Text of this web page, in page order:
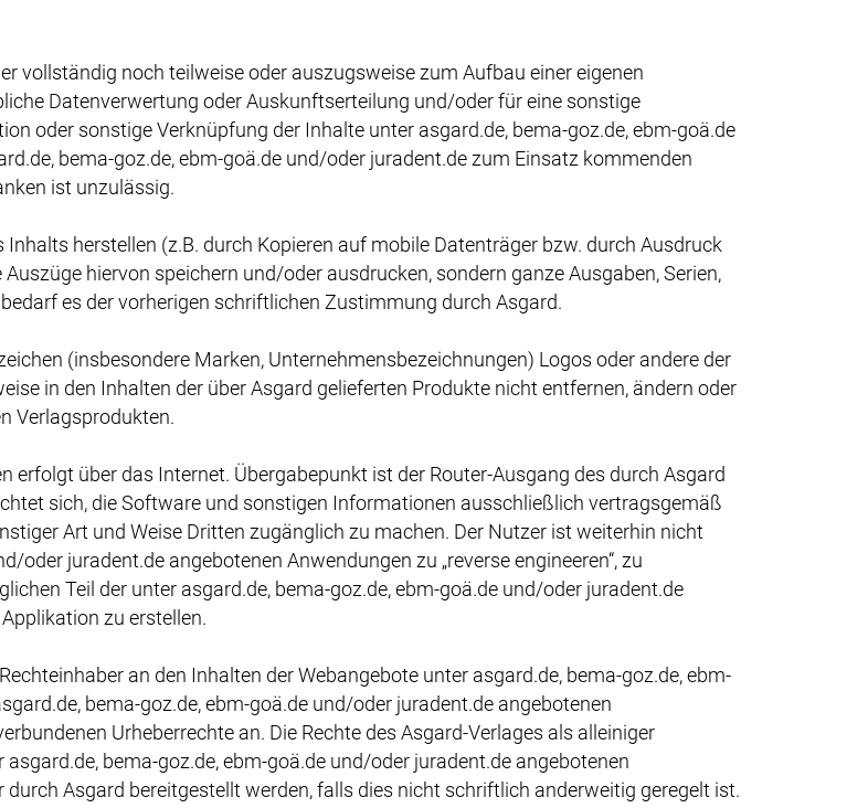
vollständig noch teilweise oder auszugsweise zum Aufbau einer eigenen
Datenverwertung oder Auskunftserteilung und/oder für eine sonstige
oder sonstige Verknüpfung der Inhalte unter asgard.de, bema-goz.de, ebm-goä.de
bema-goz.de, ebm-goä.de und/oder juradent.de zum Einsatz kommenden
ist unzulässig.
herstellen (z.B. durch Kopieren auf mobile Datenträger bzw. durch Ausdruck
hiervon speichern und/oder ausdrucken, sondern ganze Ausgaben, Serien,
es der vorherigen schriftlichen Zustimmung durch Asgard.
(insbesondere Marken, Unternehmensbezeichnungen) Logos oder andere der
in den Inhalten der über Asgard gelieferten Produkte nicht entfernen, ändern oder
Verlagsprodukten.
über das Internet. Übergabepunkt ist der Router-Ausgang des durch Asgard
sich, die Software und sonstigen Informationen ausschließlich vertragsgemäß
Art und Weise Dritten zugänglich zu machen. Der Nutzer ist weiterhin nicht
oder juradent.de angebotenen Anwendungen zu „reverse engineeren“, zu
Teil der unter asgard.de, bema-goz.de, ebm-goä.de und/oder juradent.de
zu erstellen.
an den Inhalten der Webangebote unter asgard.de, bema-goz.de, ebm-
bema-goz.de, ebm-goä.de und/oder juradent.de angebotenen
Urheberrechte an. Die Rechte des Asgard-Verlages als alleiniger
bema-goz.de, ebm-goä.de und/oder juradent.de angebotenen
Asgard bereitgestellt werden, falls dies nicht schriftlich anderweitig geregelt ist.